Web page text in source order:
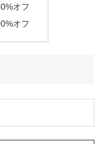
オフ
オフ